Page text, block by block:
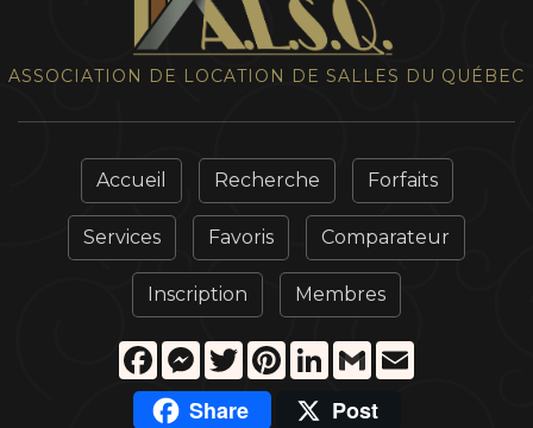
ASSOCIATION DE LOCATION DE SALLES DU QUÉBEC
Accueil Recherche Forfaits
Services Favoris Comparateur
Inscription Membres
FacebookMessenger
TwitterPinterestLinkedIn
Gmail
Share Post